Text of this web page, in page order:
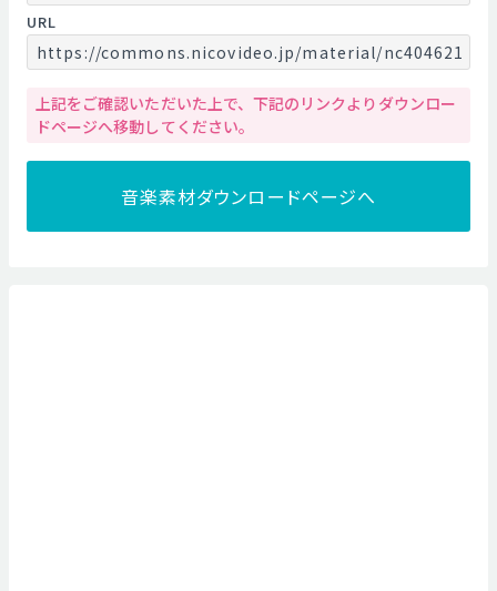
URL
https://commons.nicovideo.jp/material/nc404621
上記をご確認いただいた上で、下記のリンクよりダウンロー
ドページへ移動してください。
音楽素材ダウンロードページへ